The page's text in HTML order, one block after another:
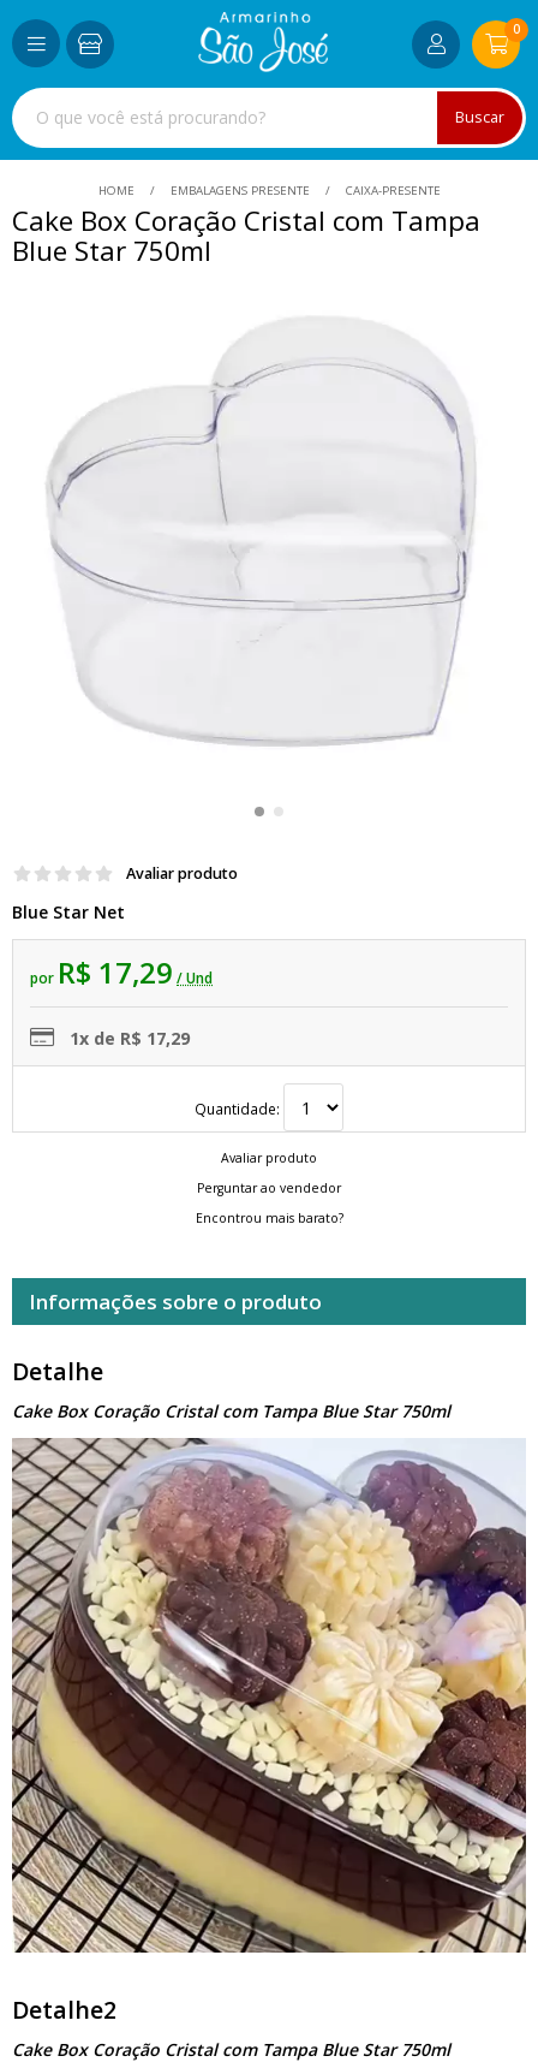
Buscar
0
HOME EMBALAGENS PRESENTE CAIXA-PRESENTE
Cake Box Coração Cristal com Tampa
Blue Star 750ml
Avaliar produto
Blue Star Net
por R$ 17,29 / Und
1x de R$ 17,29
Quantidade:
Avaliar produto
Perguntar ao vendedor
Encontrou mais barato?
Informações sobre o produto
Detalhe
Cake Box Coração Cristal com Tampa Blue Star 750ml
Detalhe2
Cake Box Coração Cristal com Tampa Blue Star 750ml